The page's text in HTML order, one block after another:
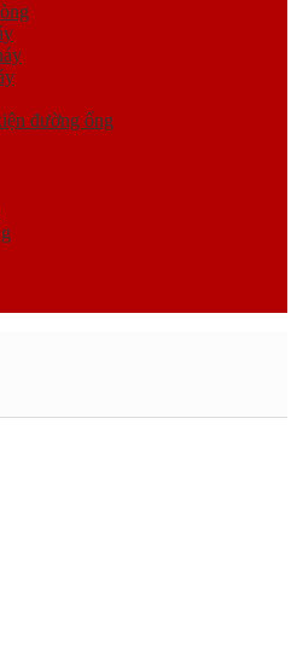
đường ống